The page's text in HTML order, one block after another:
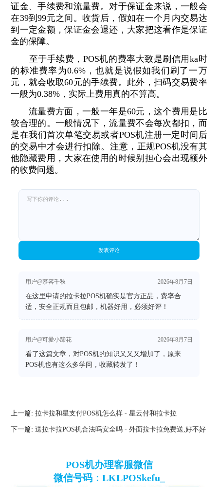
证金、手续费和流量费。对于保证金来说，一般会
在39到99元之间。收货后，假如在一个月内交易达
到一定金额，保证金会退还，大家把这看作是保证
金的保障。
至于手续费，POS机的费率大致是刷信用ka时
的标准费率为0.6%，也就是说假如我们刷了一万
元，就会收取60元的手续费。此外，扫码交易费率
一般为0.38%，实际上费用真的不算高。
流量费方面，一般一年是60元，这个费用是比
较合理的。一般情况下，流量费不会每次都扣，而
是在我们首次单笔交易或者POS机注册一定时间后
的交易中才会进行扣除。注意，正规POS机没有其
他隐藏费用，大家在使用的时候别担心会出现额外
的收费问题。
发表评论
用户@慕容千秋 2026年8月7日
在这里申请的拉卡拉POS机确实是官方正品，费率合
适，安全正规而且包邮，机器好用，必须好评！
用户@可爱小蹄花 2026年8月7日
看了这篇文章，对POS机的知识又又又增加了，原来
POS机也有这么多学问，收藏转发了！
上一篇:拉卡拉和星支付POS机怎么样 - 星云付和拉卡拉
下一篇:送拉卡拉POS机合法吗安全吗 - 外面拉卡拉免费送,好不好
POS机办理客服微信
微信号码：LKLPOSkefu_